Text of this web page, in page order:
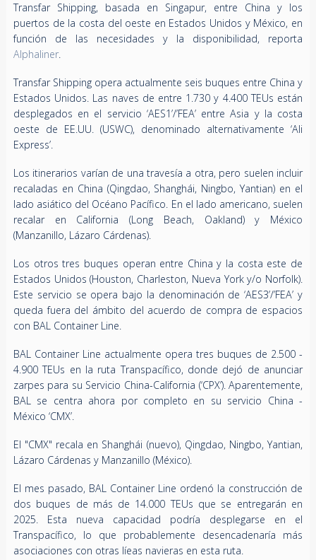
Transfar Shipping, basada en Singapur, entre China y los
puertos de la costa del oeste en Estados Unidos y México, en
función de las necesidades y la disponibilidad, reporta
Alphaliner.
Transfar Shipping opera actualmente seis buques entre China y
Estados Unidos. Las naves de entre 1.730 y 4.400 TEUs están
desplegados en el servicio ‘AES1’/’FEA’ entre Asia y la costa
oeste de EE.UU. (USWC), denominado alternativamente ‘Ali
Express’.
Los itinerarios varían de una travesía a otra, pero suelen incluir
recaladas en China (Qingdao, Shanghái, Ningbo, Yantian) en el
lado asiático del Océano Pacífico. En el lado americano, suelen
recalar en California (Long Beach, Oakland) y México
(Manzanillo, Lázaro Cárdenas).
Los otros tres buques operan entre China y la costa este de
Estados Unidos (Houston, Charleston, Nueva York y/o Norfolk).
Este servicio se opera bajo la denominación de ‘AES3’/’FEA’ y
queda fuera del ámbito del acuerdo de compra de espacios
con BAL Container Line.
BAL Container Line actualmente opera tres buques de 2.500 -
4.900 TEUs en la ruta Transpacífico, donde dejó de anunciar
zarpes para su Servicio China-California (‘CPX’). Aparentemente,
BAL se centra ahora por completo en su servicio China -
México ‘CMX’.
El "CMX" recala en Shanghái (nuevo), Qingdao, Ningbo, Yantian,
Lázaro Cárdenas y Manzanillo (México).
El mes pasado, BAL Container Line ordenó la construcción de
dos buques de más de 14.000 TEUs que se entregarán en
2025. Esta nueva capacidad podría desplegarse en el
Transpacífico, lo que probablemente desencadenaría más
asociaciones con otras líeas navieras en esta ruta.